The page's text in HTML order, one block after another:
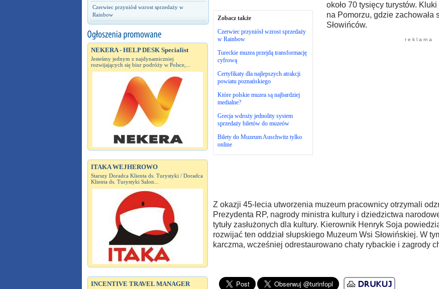
Czerwiec przyniósł wzrost sprzedaży w
Rainbow
NEKERA - HELP DESK Specialist
Jesteśmy jednym z najdynamiczniej
rozwijających się biur podróży w Polsce,...
ITAKA WEJHEROWO
Starszy Doradca Klienta ds. Turystyki / Doradca
Klienta ds. Turystyki Salon...
INCENTIVE TRAVEL MANAGER
Zobacz także
Czerwiec przyniósł wzrost sprzedaży
w Rainbow
Tureckie muzea przejdą transformację
cyfrową
Certyfikaty dla najlepszych atrakcji
powiatu poznańskiego
Które polskie muzea są najbardziej
medialne?
Grecja wdroży jednolity system
sprzedaży biletów do muzeów
Bilety do Muzeum Auschwitz tylko
online
około 70 tysięcy turystów.
na Pomorzu, gdzie zachowała
Słowińców.
r e k l a m a
Z okazji 45-lecia utworzenia muzeum pracownicy otrzymali
Prezydenta RP, nagrody ministra kultury i dziedzictwa
tytuły zasłużonych dla kultury. Kierownik Henryk Soja
rozwijać ten oddział słupskiego Muzeum Wsi Słowińskiej. W
karczma, wcześniej odrestaurowano chaty rybackie i zagrody